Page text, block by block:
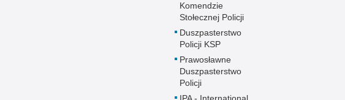
Komendzie
Stołecznej Policji
Duszpasterstwo
Policji KSP
Prawosławne
Duszpasterstwo
Policji